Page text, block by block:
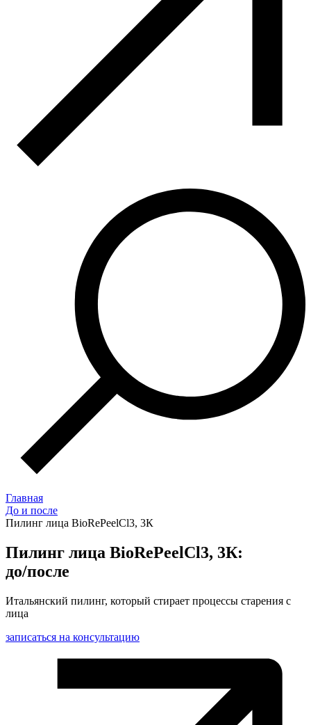
Главная
До и после
Пилинг лица BioRePeelCl3, 3К
Пилинг лица BioRePeelCl3, 3К:
до/после
Итальянский пилинг, который стирает процессы старения с
лица
записаться на консультацию